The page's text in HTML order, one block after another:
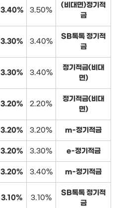
3.40% 3.50%
(비대면)정기적
금
3.30% 3.40%
SB톡톡 정기적
금
3.30% 3.40%
정기적금(비대
면)
3.20% 2.20%
정기적금(비대
면)
3.20% 3.20% m-정기적금
3.20% 3.30% e-정기적금
3.20% 3.40% m-정기적금
3.10% 3.10%
SB톡톡 정기적
금